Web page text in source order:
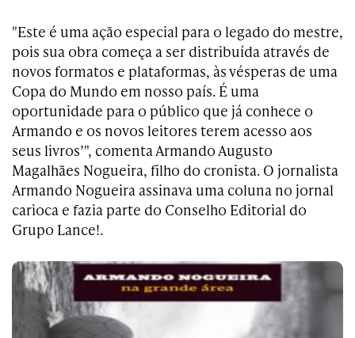
"Este é uma ação especial para o legado do mestre,
pois sua obra começa a ser distribuída através de
novos formatos e plataformas, às vésperas de uma
Copa do Mundo em nosso país. É uma
oportunidade para o público que já conhece o
Armando e os novos leitores terem acesso aos
seus livros’", comenta Armando Augusto
Magalhães Nogueira, filho do cronista. O jornalista
Armando Nogueira assinava uma coluna no jornal
carioca e fazia parte do Conselho Editorial do
Grupo Lance!.